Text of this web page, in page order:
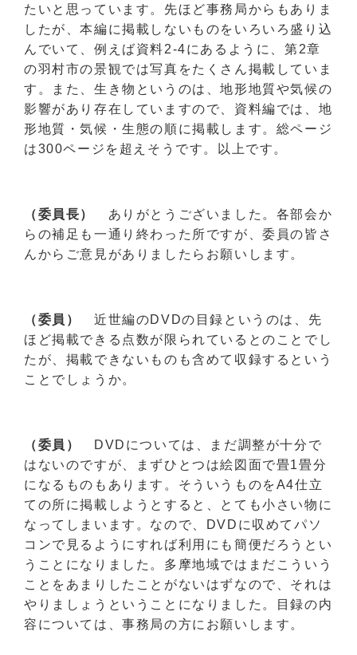
たいと思っています。先ほど事務局からもありま
したが、本編に掲載しないものをいろいろ盛り込
んでいて、例えば資料2-4にあるように、第2章
の羽村市の景観では写真をたくさん掲載していま
す。また、生き物というのは、地形地質や気候の
影響があり存在していますので、資料編では、地
形地質・気候・生態の順に掲載します。総ページ
は300ページを超えそうです。以上です。
（委員長） ありがとうございました。各部会か
らの補足も一通り終わった所ですが、委員の皆さ
んからご意見がありましたらお願いします。
（委員） 近世編のDVDの目録というのは、先
ほど掲載できる点数が限られているとのことでし
たが、掲載できないものも含めて収録するという
ことでしょうか。
（委員）
DVDについては、まだ調整が十分で
はないのですが、まずひとつは絵図面で畳1畳分
になるものもあります。そういうものをA4仕立
ての所に掲載しようとすると、とても小さい物に
なってしまいます。なので、DVDに収めてパソ
コンで見るようにすれば利用にも簡便だろうとい
うことになりました。多摩地域ではまだこういう
ことをあまりしたことがないはずなので、それは
やりましょうということになりました。目録の内
容については、事務局の方にお願いします。